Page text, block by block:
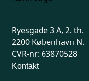
Ryesgade 3 A, 2. th.
2200 København N.
CVR-nr: 63870528
Kontakt